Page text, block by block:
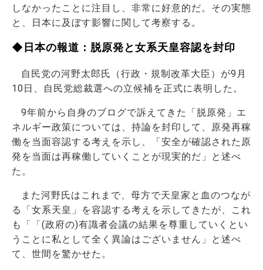
しなかったことに注目し、非常に好意的だ。その実態
と、日本に及ぼす影響に関して考察する。
◆日本の報道：脱原発と女系天皇容認を封印
自民党の河野太郎氏（行政・規制改革大臣）が9月
10日、自民党総裁選への立候補を正式に表明した。
9年前から自身のブログで訴えてきた「脱原発」エ
ネルギー政策については、持論を封印して、原発再稼
働を当面容認する考えを示し、「安全が確認された原
発を当面は再稼働していくことが現実的だ」と述べ
た。
また河野氏はこれまで、母方で天皇家と血のつなが
る「女系天皇」を容認する考えを示してきたが、これ
も「「(政府の)有識者会議の結果を尊重していくとい
うことに私として全く異論はございません」と述べ
て、世間を驚かせた。